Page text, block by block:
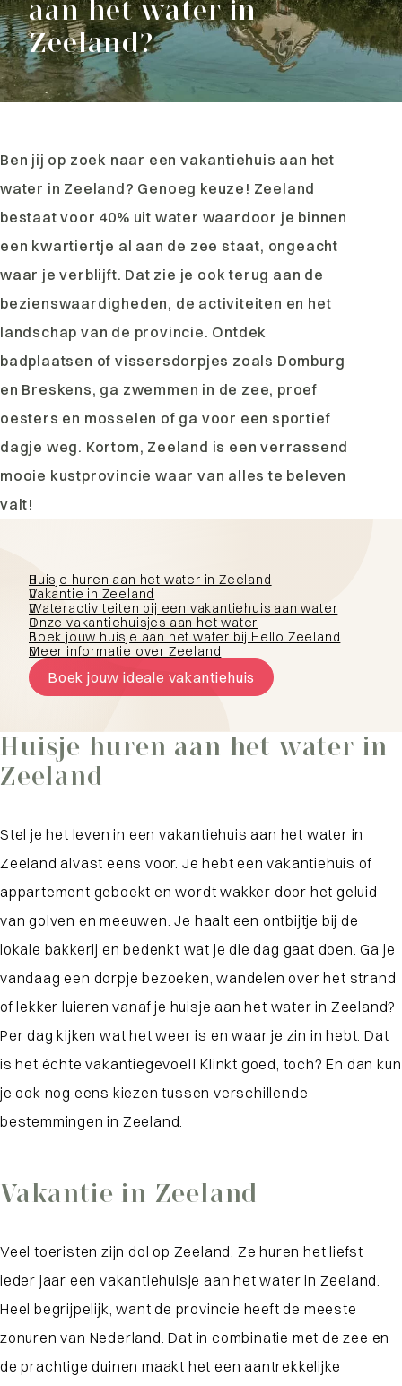
aan het water in
Zeeland?
Huisje huren aan het water in Zeeland
Vakantie in Zeeland
Wateractiviteiten bij een vakantiehuis aan water
Onze vakantiehuisjes aan het water
Boek jouw huisje aan het water bij Hello Zeeland
Meer informatie over Zeeland
Boek jouw ideale vakantiehuis
Ben jij op zoek naar een vakantiehuis aan het
water in Zeeland? Genoeg keuze! Zeeland
bestaat voor 40% uit water waardoor je binnen
een kwartiertje al aan de zee staat, ongeacht
waar je verblijft. Dat zie je ook terug aan de
bezienswaardigheden, de activiteiten en het
landschap van de provincie. Ontdek
badplaatsen of vissersdorpjes zoals Domburg
en Breskens, ga zwemmen in de zee, proef
oesters en mosselen of ga voor een sportief
dagje weg. Kortom, Zeeland is een verrassend
mooie kustprovincie waar van alles te beleven
valt!
Huisje huren aan het water in
Zeeland
Stel je het leven in een vakantiehuis aan het water in
Zeeland alvast eens voor. Je hebt een vakantiehuis of
appartement geboekt en wordt wakker door het geluid
van golven en meeuwen. Je haalt een ontbijtje bij de
lokale bakkerij en bedenkt wat je die dag gaat doen. Ga je
vandaag een dorpje bezoeken, wandelen over het strand
of lekker luieren vanaf je huisje aan het water in Zeeland?
Per dag kijken wat het weer is en waar je zin in hebt. Dat
is het échte vakantiegevoel! Klinkt goed, toch? En dan kun
je ook nog eens kiezen tussen verschillende
bestemmingen in Zeeland.
Vakantie in Zeeland
Veel toeristen zijn dol op Zeeland. Ze huren het liefst
ieder jaar een vakantiehuisje aan het water in Zeeland.
Heel begrijpelijk, want de provincie heeft de meeste
zonuren van Nederland. Dat in combinatie met de zee en
de prachtige duinen maakt het een aantrekkelijke